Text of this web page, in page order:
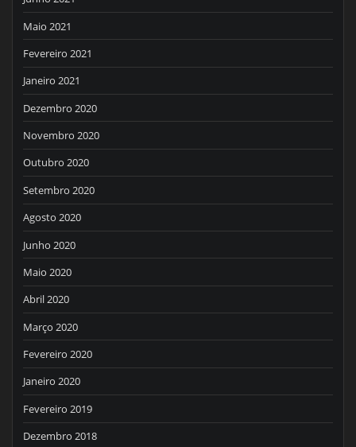
Maio 2021
Fevereiro 2021
Janeiro 2021
Dezembro 2020
Novembro 2020
Outubro 2020
Setembro 2020
Agosto 2020
Junho 2020
Maio 2020
Abril 2020
Março 2020
Fevereiro 2020
Janeiro 2020
Fevereiro 2019
Dezembro 2018